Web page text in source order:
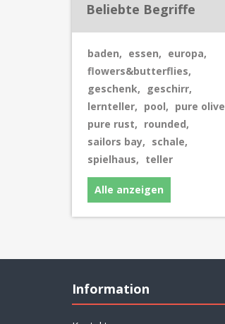
Beliebte Begriffe
baden, essen, europa,
flowers&butterflies,
geschenk, geschirr,
lernteller, pool, pure olive
pure rust, rounded,
sailors bay, schale,
spielhaus, teller
Alle anzeigen
Information